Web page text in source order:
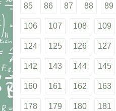
85 86 87 88 89
106 107 108 109
124 125 126 127
142 143 144 145
160 161 162 163
178 179 180 181